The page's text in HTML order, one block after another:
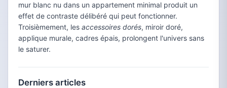
mur blanc nu dans un appartement minimal produit un
effet de contraste délibéré qui peut fonctionner.
Troisièmement, les accessoires dorés, miroir doré,
applique murale, cadres épais, prolongent l'univers sans
le saturer.
Derniers articles